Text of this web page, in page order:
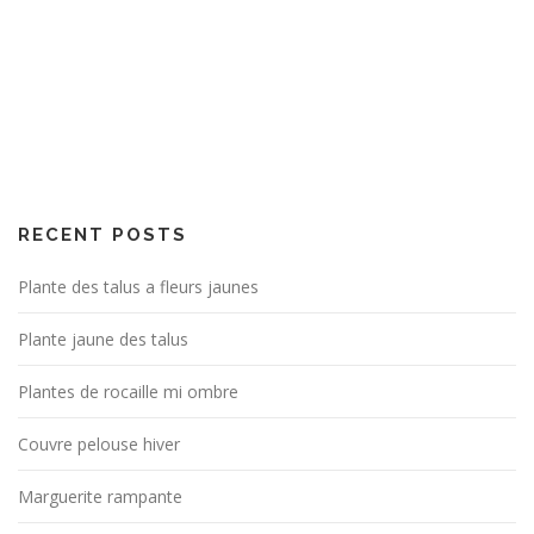
RECENT POSTS
Plante des talus a fleurs jaunes
Plante jaune des talus
Plantes de rocaille mi ombre
Couvre pelouse hiver
Marguerite rampante